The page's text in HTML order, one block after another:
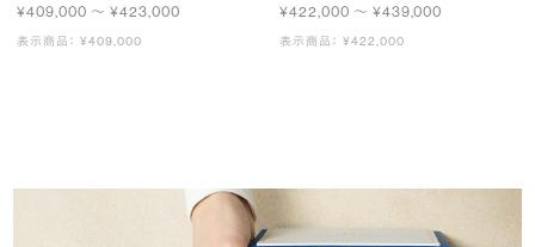
¥409,000 〜 ¥423,000
表示商品： ¥409,000
¥422,000 〜 ¥439,000
表示商品： ¥422,000